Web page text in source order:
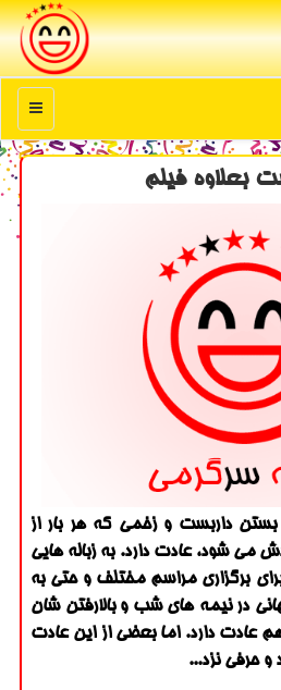
منو
بعلاوه فیلم
داربست و زخمی كه هر بار از
می شود، عادت دارد. به زباله هایی
برگزاری مراسم مختلف و حتی به
در نیمه های شب و بالارفتن شان
عادت دارد. اما بعضی از این عادت
و حرفی نزد...